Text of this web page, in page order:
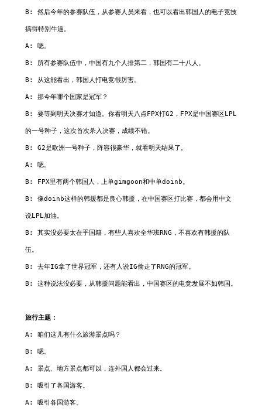
B: 然后今年的参赛队伍，从参赛人员来看，也可以看出韩国人的电子竞技
搞得特别牛逼。
A: 嗯。
B: 所有参赛队伍中，中国有九个人排第二，韩国有二十八人。
B: 从这能看出，韩国人打电竞很厉害。
A: 那今年哪个国家是冠军？
B: 要等到明天决赛才知道。你看明天八点FPX打G2，FPX是中国赛区LPL
的一号种子，这次首次杀入决赛，成绩不错。
B: G2是欧洲一号种子，阵容很豪华，就看明天结果了。
A: 嗯。
B: FPX里有两个韩国人，上单gimgoon和中单doinb。
B: 像doinb这样的韩援都是良心韩援，在中国赛区打比赛，都会用中文
说LPL加油。
B: 其实没必要太在乎国籍，有些人喜欢全华班RNG，不喜欢有韩援的队
伍。
B: 去年IG拿了世界冠军，还有人说IG偷走了RNG的冠军。
B: 这种说法没必要，从韩援问题能看出，中国赛区的电竞发展不如韩国。
旅行主题：
A: 咱们这儿有什么旅游景点吗？
B: 嗯。
A: 景点、地方景点都可以，连外国人都会过来。
B: 吸引了各国游客。
A: 吸引各国游客。